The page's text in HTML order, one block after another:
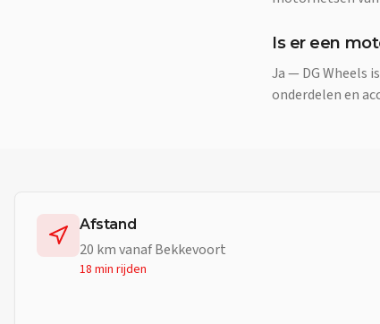
Is er een
Ja — DG Wheels
onderdelen en
Afstand
20 km vanafBekkevoort
18 min rijden